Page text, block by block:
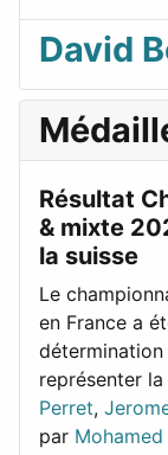
David
Résultat
& mixte
la suisse
Le
en France a
représenter la
Perret,
par